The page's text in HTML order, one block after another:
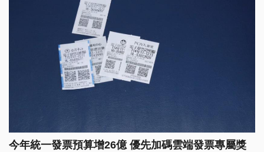
今年統一發票預算增26億 優先加碼雲端發票專屬獎